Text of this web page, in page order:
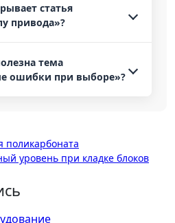
статья
привода»?
тема
ошибки при выборе»?
поликарбоната
уровень при кладке блоков